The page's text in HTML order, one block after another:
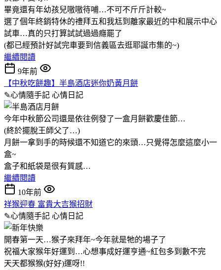
畢竟還有年幼孩兒嗷嗷待哺…不可不斤斤計較~
選了個年終銷特休的禮拜五和我尪到離家最近的中和展示中心
試車…真的只打算試試過過癮罷了
(都已經預計好試完車要到信義區去逛耶誕市集的~)
繼續閱讀
9年前
【中秋吃餅趣】半島酒店迷你奶黃月餅
✎心情隨手記 心情日記
今年中秋節公司還是依往例發了一盒月餅歡慶佳節…
(終於擺脫王師父了…)
月餅一拿到手的時候還不知道它的來頭…只覺得怎麼這麼小一
盒~
盒子和紙袋是很有質感…
繼續閱讀
10年前
祥猴迎春 富貴大吉猴招財
✎心情隨手記 心情日記
開春第一天…猴子來拜年~今年就是牠的場子了
祝福大家猴年好運到…心想事成好運亨通~紅包多到數不完
天天都猴猴(好好)運呀!!